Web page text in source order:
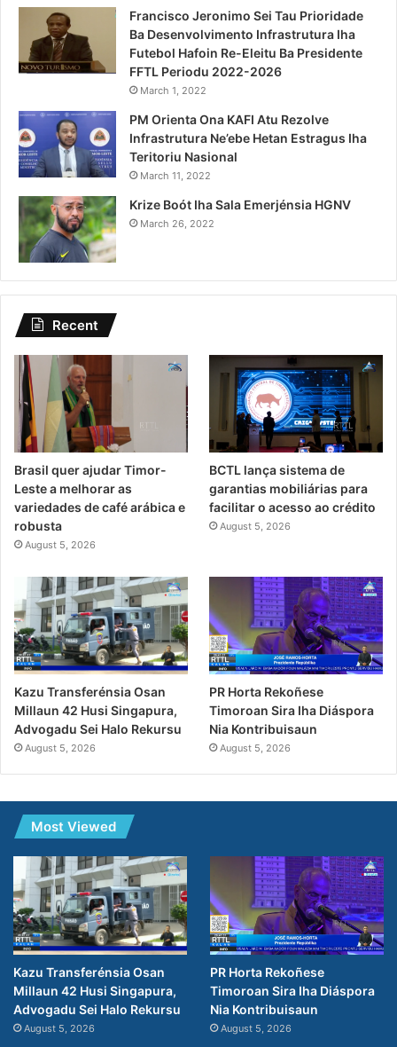
Francisco Jeronimo Sei Tau Prioridade
Ba Desenvolvimento Infrastrutura Iha
Futebol Hafoin Re-Eleitu Ba Presidente
FFTL Periodu 2022-2026
March 1, 2022
PM Orienta Ona KAFI Atu Rezolve
Infrastrutura Ne’ebe Hetan Estragus Iha
Teritoriu Nasional
March 11, 2022
Krize Boót Iha Sala Emerjénsia HGNV
March 26, 2022
Recent
Brasil quer ajudar Timor-
Leste a melhorar as
variedades de café arábica e
robusta
August 5, 2026
BCTL lança sistema de
garantias mobiliárias para
facilitar o acesso ao crédito
August 5, 2026
Kazu Transferénsia Osan
Millaun 42 Husi Singapura,
Advogadu Sei Halo Rekursu
August 5, 2026
PR Horta Rekoñese
Timoroan Sira Iha Diáspora
Nia Kontribuisaun
August 5, 2026
Most Viewed
Kazu Transferénsia Osan
Millaun 42 Husi Singapura,
Advogadu Sei Halo Rekursu
August 5, 2026
PR Horta Rekoñese
Timoroan Sira Iha Diáspora
Nia Kontribuisaun
August 5, 2026